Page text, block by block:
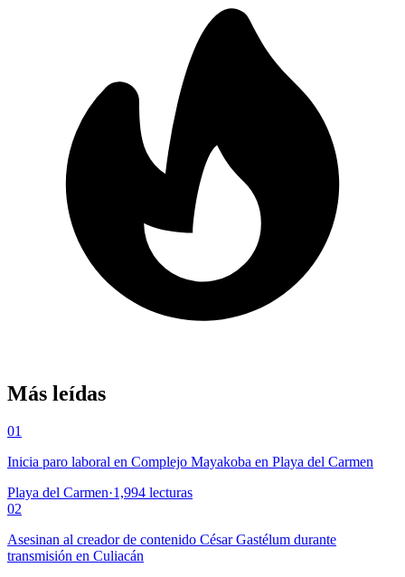
Más leídas
01
Inicia paro laboral en Complejo Mayakoba en Playa del Carmen
Playa del Carmen·1,994 lecturas
02
Asesinan al creador de contenido César Gastélum durante
transmisión en Culiacán